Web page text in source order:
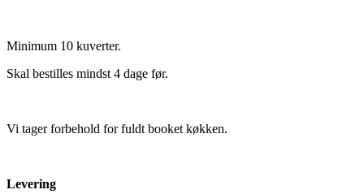
Minimum 10 kuverter.
Skal bestilles mindst 4 dage før.
Vi tager forbehold for fuldt booket køkken.
Levering